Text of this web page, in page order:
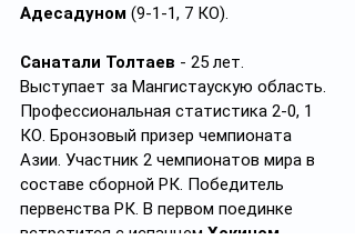
Адесадуном (9-1-1, 7 КО).
Санатали Толтаев - 25 лет.
Выступает за Мангистаускую область.
Профессиональная статистика 2-0, 1
КО. Бронзовый призер чемпионата
Азии. Участник 2 чемпионатов мира в
составе сборной РК. Победитель
первенства РК. В первом поединке
встретится с испанцем Хокином